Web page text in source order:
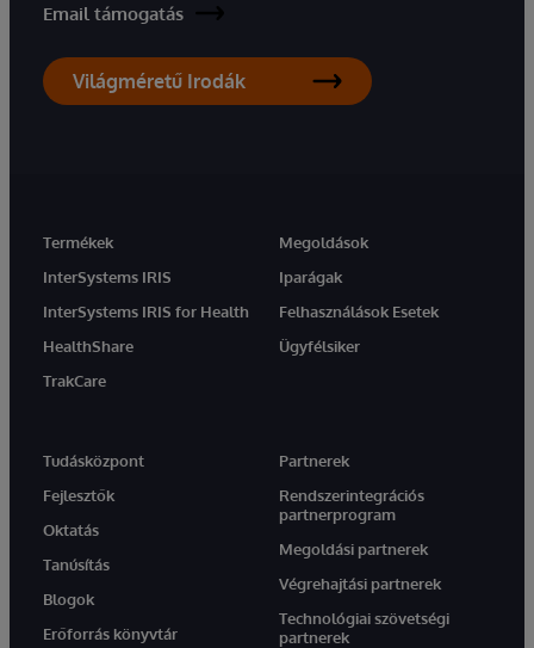
Email támogatás
Világméretű Irodák
Termékek
InterSystems IRIS
InterSystems IRIS for Health
HealthShare
TrakCare
Megoldások
Iparágak
Felhasználások Esetek
Ügyfélsiker
Tudásközpont
Fejlesztők
Oktatás
Tanúsítás
Blogok
Erőforrás könyvtár
Partnerek
Rendszerintegrációs
partnerprogram
Megoldási partnerek
Végrehajtási partnerek
Technológiai szövetségi
partnerek